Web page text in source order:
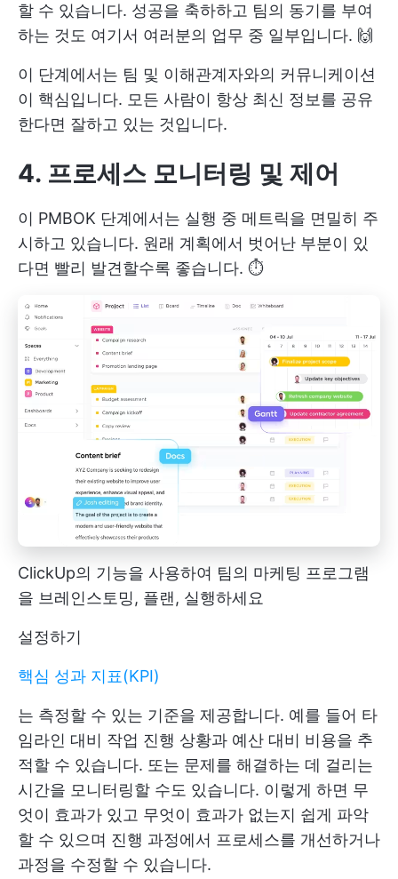
할 수 있습니다. 성공을 축하하고 팀의 동기를 부여
하는 것도 여기서 여러분의 업무 중 일부입니다. 🙌
이 단계에서는 팀 및 이해관계자와의 커뮤니케이션
이 핵심입니다. 모든 사람이 항상 최신 정보를 공유
한다면 잘하고 있는 것입니다.
4. 프로세스 모니터링 및 제어
이 PMBOK 단계에서는 실행 중 메트릭을 면밀히 주
시하고 있습니다. 원래 계획에서 벗어난 부분이 있
다면 빨리 발견할수록 좋습니다. ⏱️
ClickUp의 기능을 사용하여 팀의 마케팅 프로그램
을 브레인스토밍, 플랜, 실행하세요
설정하기
핵심 성과 지표(KPI)
는 측정할 수 있는 기준을 제공합니다. 예를 들어 타
임라인 대비 작업 진행 상황과 예산 대비 비용을 추
적할 수 있습니다. 또는 문제를 해결하는 데 걸리는
시간을 모니터링할 수도 있습니다. 이렇게 하면 무
엇이 효과가 있고 무엇이 효과가 없는지 쉽게 파악
할 수 있으며 진행 과정에서 프로세스를 개선하거나
과정을 수정할 수 있습니다.